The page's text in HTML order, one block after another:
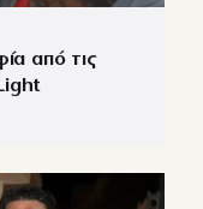
από τις